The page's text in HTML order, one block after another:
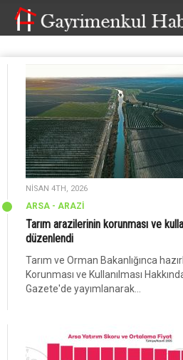
NISAN 4TH, 2026
ARSA - ARAZİ
Tarım arazilerinin korunması ve
düzenlendi
Tarım ve Orman Bakanlığınca
Korunması ve Kullanılması
Gazete'de yayımlanarak...